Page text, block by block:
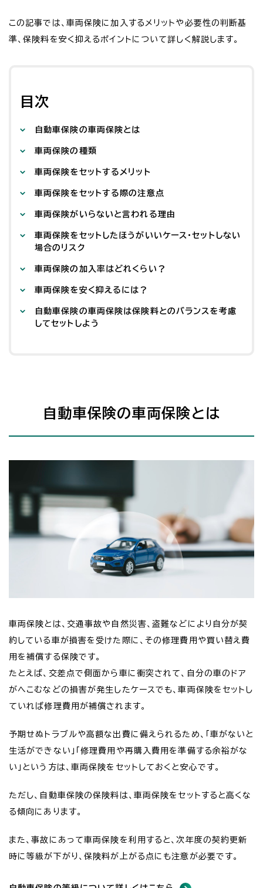
この記事では、車両保険に加入するメリットや必要性の判断基
準、保険料を安く抑えるポイントについて詳しく解説します。
目次
自動車保険の車両保険とは
車両保険の種類
車両保険をセットするメリット
車両保険をセットする際の注意点
車両保険がいらないと言われる理由
車両保険をセットしたほうがいいケース・セットしない
場合のリスク
車両保険の加入率はどれくらい？
車両保険を安く抑えるには？
自動車保険の車両保険は保険料とのバランスを考慮
してセットしよう
自動車保険の車両保険とは
車両保険とは、交通事故や自然災害、盗難などにより自分が契
約している車が損害を受けた際に、その修理費用や買い替え費
用を補償する保険です。
たとえば、交差点で側面から車に衝突されて、自分の車のドア
がへこむなどの損害が発生したケースでも、車両保険をセットし
ていれば修理費用が補償されます。
予期せぬトラブルや高額な出費に備えられるため、「車がないと
生活ができない」「修理費用や再購入費用を準備する余裕がな
い」という方は、車両保険をセットしておくと安心です。
ただし、自動車保険の保険料は、車両保険をセットすると高くな
る傾向にあります。
また、事故にあって車両保険を利用すると、次年度の契約更新
時に等級が下がり、保険料が上がる点にも注意が必要です。